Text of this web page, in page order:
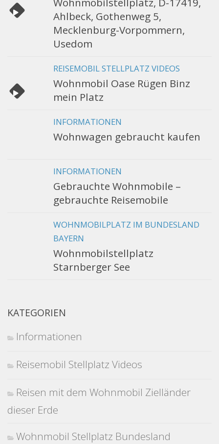
Ahlbeck, Gothenweg 5,
Mecklenburg-Vorpommern,
Usedom
REISEMOBIL STELLPLATZ VIDEOS
Wohnmobil Oase Rügen Binz
mein Platz
INFORMATIONEN
Wohnwagen gebraucht kaufen
INFORMATIONEN
Gebrauchte Wohnmobile –
gebrauchte Reisemobile
WOHNMOBILPLATZ IM BUNDESLAND
BAYERN
Wohnmobilstellplatz
Starnberger See
KATEGORIEN
Informationen
Reisemobil Stellplatz Videos
Reisen mit dem Wohnmobil Zielländer
dieser Erde
Wohnmobil Stellplatz Bundesland